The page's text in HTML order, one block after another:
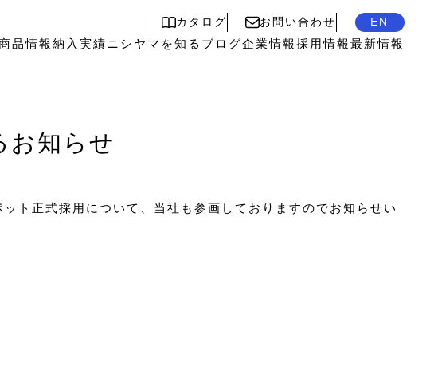
品情報納入実績ニシヤマを知る ブログ企業情報採用情報最新情報
カタログ お問い合わせ EN
知らせ
ト正式採用について、当社も参画しておりますのでお知らせい